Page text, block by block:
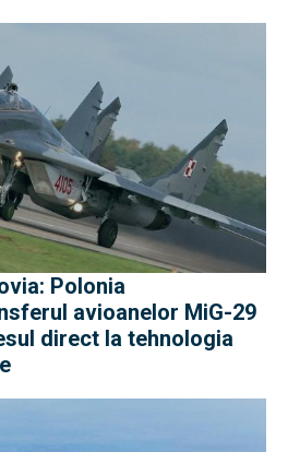
Polonia
avioanelor MiG-29
direct la tehnologia